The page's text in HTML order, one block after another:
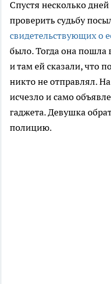
Спустя несколько
проверить судьбу
свидетельствующих о
было. Тогда она пошла
и там ей сказали, что
никто не отправлял.
исчезло и само
гаджета. Девушка
полицию.